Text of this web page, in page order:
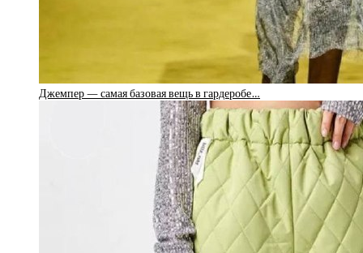
Джемпер — самая базовая вещь в гардеробе…